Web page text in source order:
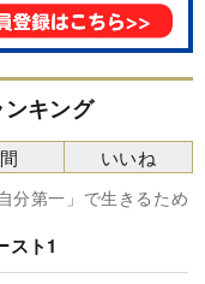
キング
分第一」で生きるため
スト1
いいね